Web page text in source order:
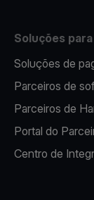
Soluções
Soluções de
Parceiros de
Parceiros de
Portal do
Centro de